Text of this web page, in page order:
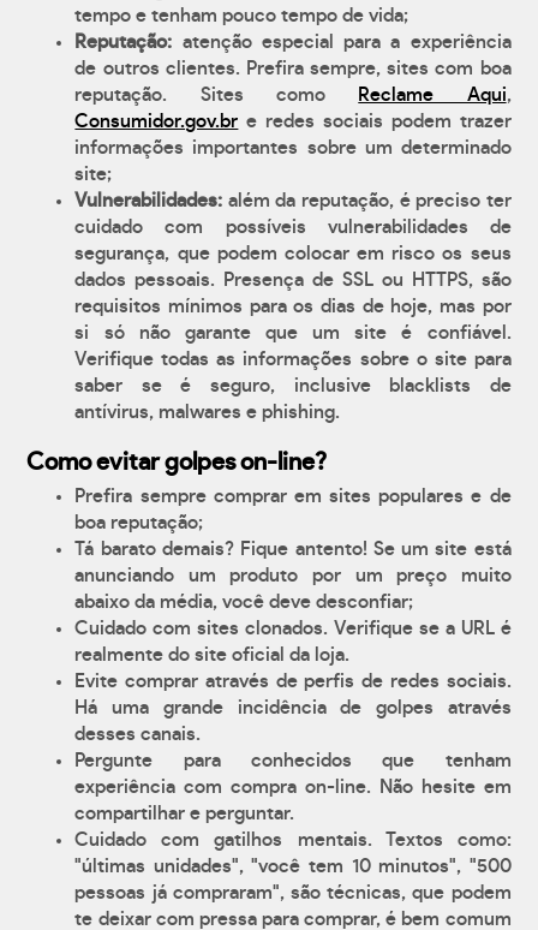
tempo e tenham pouco tempo de vida;
Reputação: atenção especial para a experiência
de outros clientes. Prefira sempre, sites com boa
reputação. Sites como
Reclame Aqui,
Consumidor.gov.br e redes sociais podem trazer
informações importantes sobre um determinado
site;
Vulnerabilidades: além da reputação, é preciso ter
cuidado com possíveis vulnerabilidades de
segurança, que podem colocar em risco os seus
dados pessoais. Presença de SSL ou HTTPS, são
requisitos mínimos para os dias de hoje, mas por
si só não garante que um site é confiável.
Verifique todas as informações sobre o site para
saber se é seguro, inclusive blacklists de
antívirus, malwares e phishing.
Como evitar golpes on-line?
Prefira sempre comprar em sites populares e de
boa reputação;
Tá barato demais? Fique antento! Se um site está
anunciando um produto por um preço muito
abaixo da média, você deve desconfiar;
Cuidado com sites clonados. Verifique se a URL é
realmente do site oficial da loja.
Evite comprar através de perfis de redes sociais.
Há uma grande incidência de golpes através
desses canais.
Pergunte para conhecidos que tenham
experiência com compra on-line. Não hesite em
compartilhar e perguntar.
Cuidado com gatilhos mentais. Textos como:
"últimas unidades", "você tem 10 minutos", "500
pessoas já compraram", são técnicas, que podem
te deixar com pressa para comprar, é bem comum